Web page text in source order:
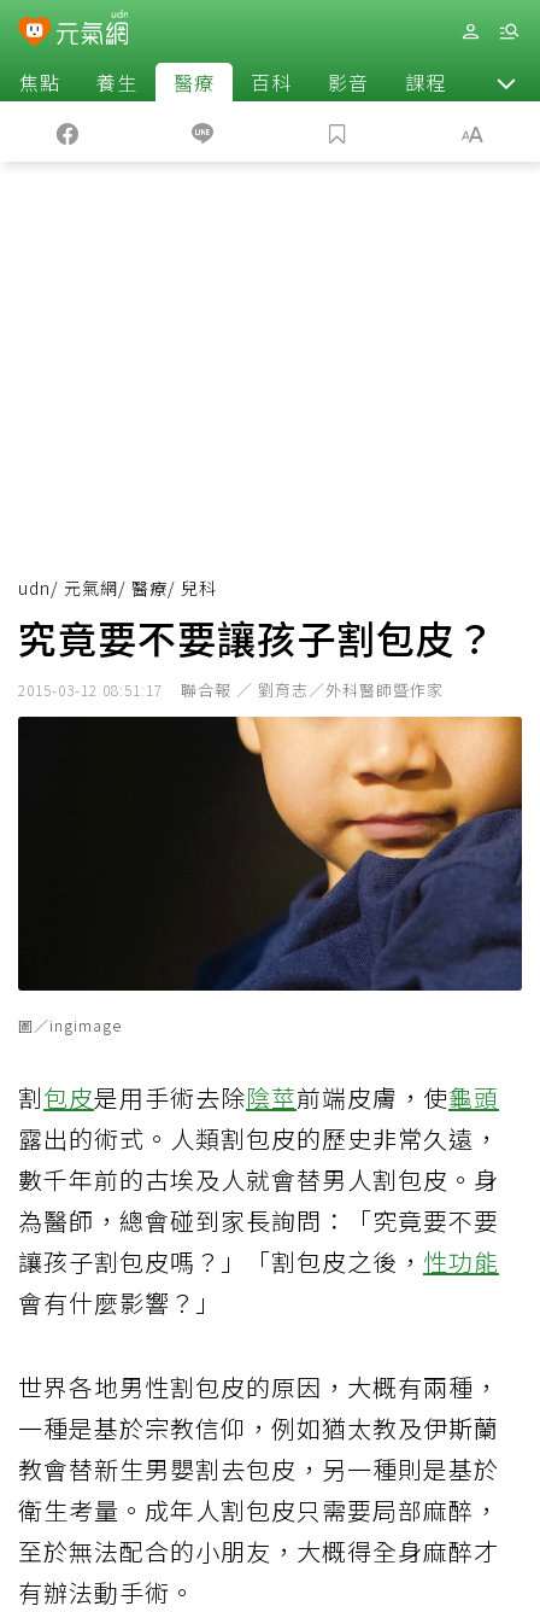
焦點 養生 醫療 百科 影音 課程 退休
udn/ 元氣網/ 醫療/ 兒科
究竟要不要讓孩子割包皮？
2015-03-12 08:51:17 聯合報 ／ 劉育志／外科醫師暨作家
圖／ingimage
割包皮是用手術去除陰莖前端皮膚，使龜頭
露出的術式。人類割包皮的歷史非常久遠，
數千年前的古埃及人就會替男人割包皮。身
為醫師，總會碰到家長詢問：「究竟要不要
讓孩子割包皮嗎？」「割包皮之後， 性功能
會有什麼影響？」
世界各地男性割包皮的原因，大概有兩種，
一種是基於宗教信仰，例如猶太教及伊斯蘭
教會替新生男嬰割去包皮，另一種則是基於
衛生考量。成年人割包皮只需要局部麻醉，
至於無法配合的小朋友，大概得全身麻醉才
有辦法動手術。